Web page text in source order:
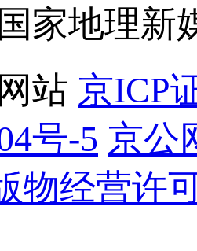
家地理新
站 京ICP
号-5 京公
物经营许